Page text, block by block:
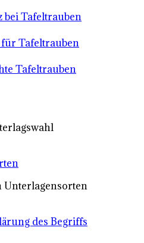
bei Tafeltrauben
Tafeltrauben
Tafeltrauben
Unterlagensorten
des Begriffs